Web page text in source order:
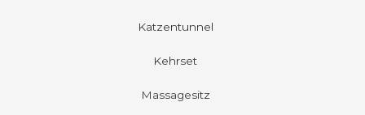
Katzentunnel
Kehrset
Massagesitz